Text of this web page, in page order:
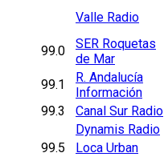
Valle Radio
99.0
SER Roquetas
de Mar
99.1
R. Andalucía
Información
99.3
Canal Sur Radio
Dynamis Radio
99.5
Loca Urban